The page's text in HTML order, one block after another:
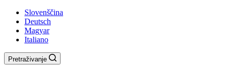
Slovenščina
Deutsch
Magyar
Italiano
Pretraživanje